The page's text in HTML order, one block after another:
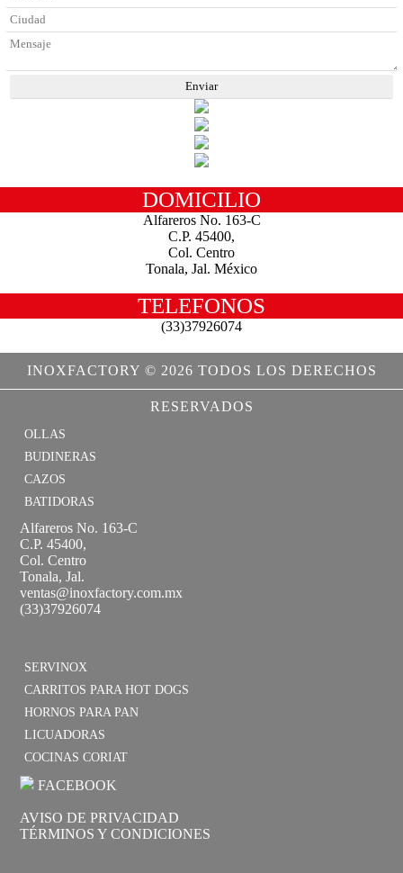
DOMICILIO
Alfareros No. 163-C
C.P. 45400,
Col. Centro
Tonala, Jal. México
TELEFONOS
(33)37926074
INOXFACTORY © 2026 TODOS LOS DERECHOS
RESERVADOS
OLLAS
BUDINERAS
CAZOS
BATIDORAS
Alfareros No. 163-C
C.P. 45400,
Col. Centro
Tonala, Jal.
ventas@inoxfactory.com.mx
(33)37926074
SERVINOX
CARRITOS PARA HOT DOGS
HORNOS PARA PAN
LICUADORAS
COCINAS CORIAT
FACEBOOK
AVISO DE PRIVACIDAD
TÉRMINOS Y CONDICIONES